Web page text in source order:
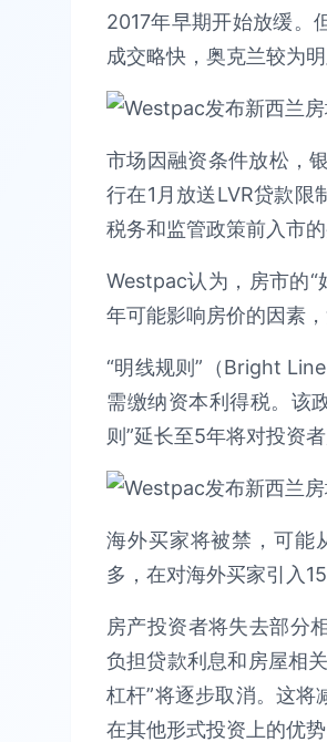
2017年早期开始放缓。
成交略快，奥克兰较为
市场因融资条件放松，
行在1月放送LVR贷款限
税务和监管政策前入市
Westpac认为，房市的
年可能影响房价的因素
“明线规则”（Bright
需缴纳资本利得税。该
则”延长至5年将对投资
海外买家将被禁，可能
多，在对海外买家引入
房产投资者将失去部分
负担贷款利息和房屋相
杠杆”将逐步取消。这将
在其他形式投资上的优势